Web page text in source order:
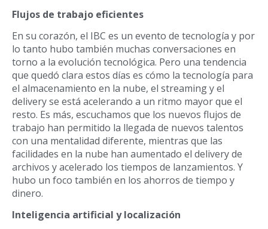
Flujos de trabajo eficientes
En su corazón, el IBC es un evento de tecnología y por
lo tanto hubo también muchas conversaciones en
torno a la evolución tecnológica. Pero una tendencia
que quedó clara estos días es cómo la tecnología para
el almacenamiento en la nube, el streaming y el
delivery se está acelerando a un ritmo mayor que el
resto. Es más, escuchamos que los nuevos flujos de
trabajo han permitido la llegada de nuevos talentos
con una mentalidad diferente, mientras que las
facilidades en la nube han aumentado el delivery de
archivos y acelerado los tiempos de lanzamientos. Y
hubo un foco también en los ahorros de tiempo y
dinero.
Inteligencia artificial y localización